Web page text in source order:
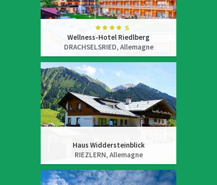
Wellness-Hotel Riedlberg
DRACHSELSRIED, Allemagne
Haus Widdersteinblick
RIEZLERN, Allemagne